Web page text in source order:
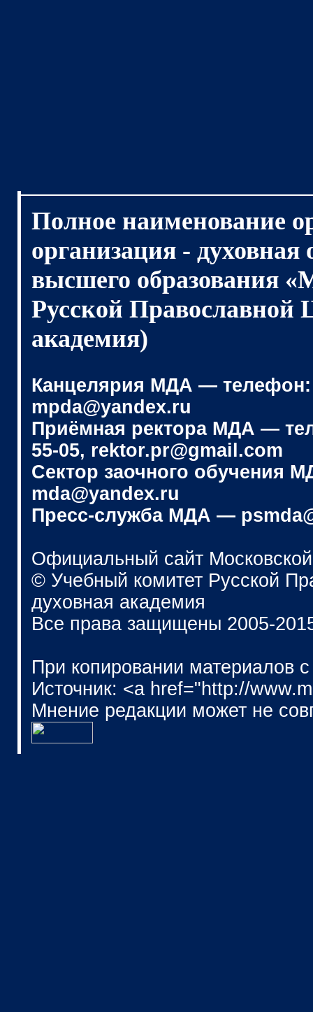
Полное наименование
организация - духовная
высшего образования
Русской Православной
академия)
Канцелярия МДА — телефон:
mpda@yandex.ru
Приёмная ректора МДА —
55-05, rektor.pr@gmail.com
Сектор заочного обучения
mda@yandex.ru
Пресс-служба МДА —
Официальный сайт
© Учебный комитет Русской
духовная академия
Все права защищены 2005-
При копировании материалов
Источник: <a href="http://
Мнение редакции может не